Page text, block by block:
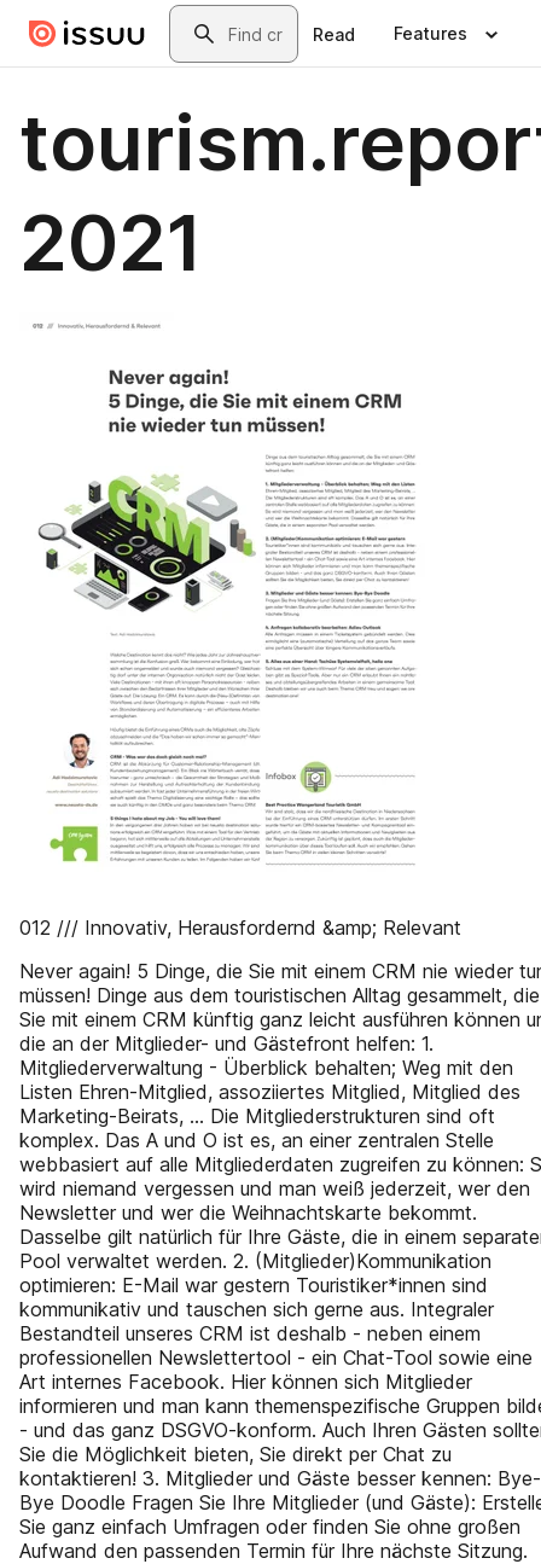
Skip to main contentSearch
Read Features
2021
012 /// Innovativ, Herausfordernd &amp; Relevant
Never again! 5 Dinge, die Sie mit einem CRM nie wieder
müssen! Dinge aus dem touristischen Alltag gesammelt, die
Sie mit einem CRM künftig ganz leicht ausführen können
die an der Mitglieder- und Gästefront helfen: 1.
Mitgliederverwaltung - Überblick behalten; Weg mit den
Listen Ehren-Mitglied, assoziiertes Mitglied, Mitglied des
Marketing-Beirats, ... Die Mitgliederstrukturen sind oft
komplex. Das A und O ist es, an einer zentralen Stelle
webbasiert auf alle Mitgliederdaten zugreifen zu können:
wird niemand vergessen und man weiß jederzeit, wer den
Newsletter und wer die Weihnachtskarte bekommt.
Dasselbe gilt natürlich für Ihre Gäste, die in einem
Pool verwaltet werden. 2. (Mitglieder)Kommunikation
optimieren: E-Mail war gestern Touristiker*innen sind
kommunikativ und tauschen sich gerne aus. Integraler
Bestandteil unseres CRM ist deshalb - neben einem
professionellen Newslettertool - ein Chat-Tool sowie eine
Art internes Facebook. Hier können sich Mitglieder
informieren und man kann themenspezifische Gruppen
- und das ganz DSGVO-konform. Auch Ihren Gästen
Sie die Möglichkeit bieten, Sie direkt per Chat zu
kontaktieren! 3. Mitglieder und Gäste besser kennen: Bye-
Bye Doodle Fragen Sie Ihre Mitglieder (und Gäste):
Sie ganz einfach Umfragen oder finden Sie ohne großen
Aufwand den passenden Termin für Ihre nächste Sitzung.